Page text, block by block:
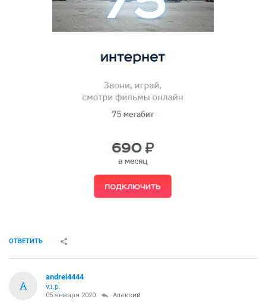
ОТВЕТИТЬ
A
andrei4444
v.i.p.
05 января 2020 Алексий